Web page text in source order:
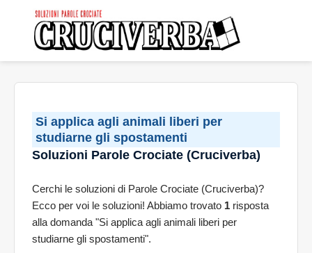
Si applica agli animali liberi per
studiarne gli spostamenti
Soluzioni Parole Crociate (Cruciverba)
Cerchi le soluzioni di Parole Crociate (Cruciverba)?
Ecco per voi le soluzioni! Abbiamo trovato 1 risposta
alla domanda "Si applica agli animali liberi per
studiarne gli spostamenti".